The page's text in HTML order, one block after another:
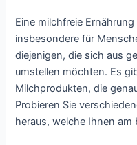
Eine milchfreie
insbesondere für
diejenigen, die sich aus
umstellen möchten. Es
Milchprodukten, die
Probieren Sie
heraus, welche Ihnen